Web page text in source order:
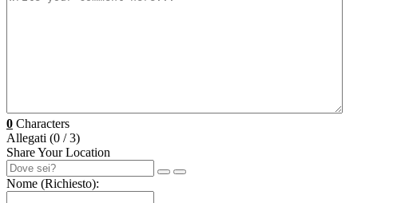
0 Characters
Allegati (0 / 3)
Share Your Location
Nome (Richiesto):